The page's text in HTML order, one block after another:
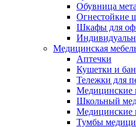
Обувница
Огнестойкие
Шкафы для
Медицинская
Аптечки
Кушетки и
Тележки для
Медицинские
Школьный
Тумбы